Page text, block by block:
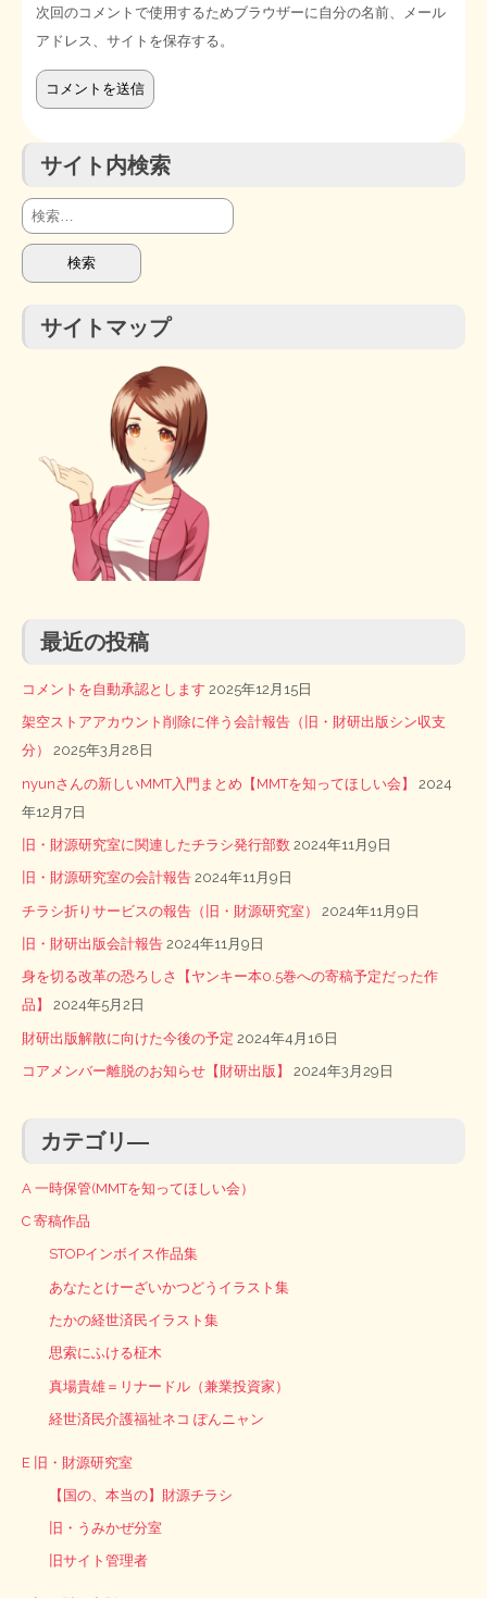
次回のコメントで使用するためブラウザーに自分の名前、メール
アドレス、サイトを保存する。
サイト内検索
検
索:
サイトマップ
最近の投稿
コメントを自動承認とします 2025年12月15日
架空ストアアカウント削除に伴う会計報告（旧・財研出版シン収支
分）
2025年3月28日
nyunさんの新しいMMT入門まとめ【MMTを知ってほしい会】
2024
年12月7日
旧・財源研究室に関連したチラシ発行部数 2024年11月9日
旧・財源研究室の会計報告 2024年11月9日
チラシ折りサービスの報告（旧・財源研究室） 2024年11月9日
旧・財研出版会計報告 2024年11月9日
身を切る改革の恐ろしさ【ヤンキー本0.5巻への寄稿予定だった作
品】
2024年5月2日
財研出版解散に向けた今後の予定 2024年4月16日
コアメンバー離脱のお知らせ【財研出版】 2024年3月29日
カテゴリ―
A 一時保管(MMTを知ってほしい会）
C 寄稿作品
STOPインボイス作品集
あなたとけーざいかつどうイラスト集
たかの経世済民イラスト集
思索にふける柾木
真場貴雄＝リナードル（兼業投資家）
経世済民介護福祉ネコ ぽんニャン
E 旧・財源研究室
【国の、本当の】財源チラシ
旧・うみかぜ分室
旧サイト管理者